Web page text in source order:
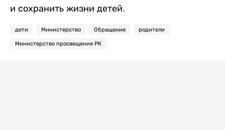
и сохранить жизни детей.
дети Министерство Обращение родители
Министерство просвещения РК